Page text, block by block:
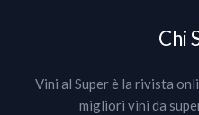
Chi
Vini al Super è la rivista
migliori vini da